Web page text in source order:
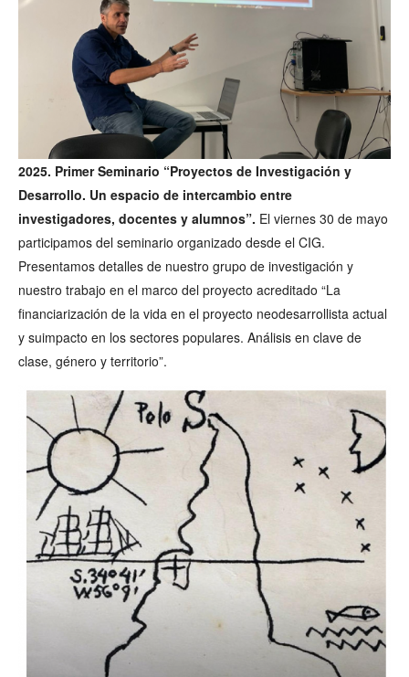
2025. Primer Seminario “Proyectos de Investigación y
Desarrollo. Un espacio de intercambio entre
investigadores, docentes y alumnos”. El viernes 30 de mayo
participamos del seminario organizado desde el CIG.
Presentamos detalles de nuestro grupo de investigación y
nuestro trabajo en el marco del proyecto acreditado “La
financiarización de la vida en el proyecto neodesarrollista actual
y suimpacto en los sectores populares. Análisis en clave de
clase, género y territorio”.